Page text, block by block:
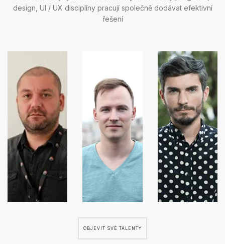
design, UI / UX disciplíny pracují společně dodávat efektivní
řešení
OBJEVIT SVÉ TALENTY